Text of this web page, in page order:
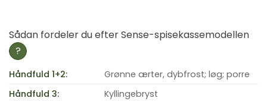
Sådan fordeler du efter Sense-spisekassemodellen
?
Håndfuld 1+2:
Grønne ærter, dybfrost; løg; porre
Håndfuld 3:
Kyllingebryst